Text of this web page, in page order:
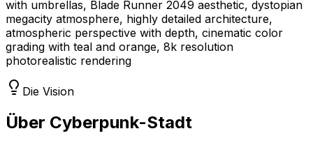
with umbrellas, Blade Runner 2049 aesthetic, dystopian
megacity atmosphere, highly detailed architecture,
atmospheric perspective with depth, cinematic color
grading with teal and orange, 8k resolution
photorealistic rendering
Die Vision
Über Cyberpunk-Stadt